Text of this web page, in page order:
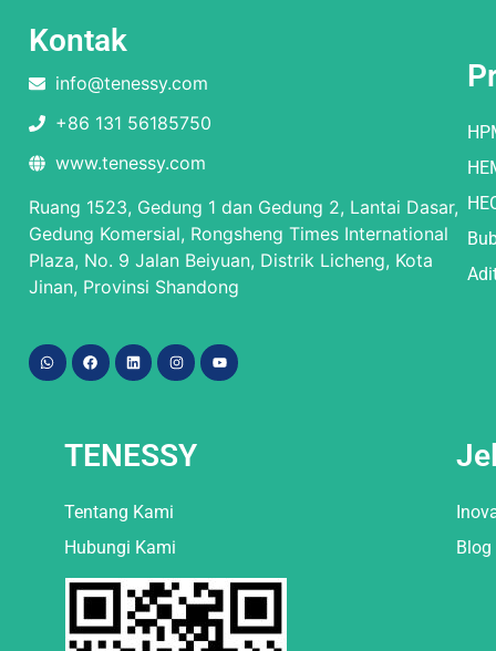
Kontak
info@tenessy.com
+86 131 56185750
www.tenessy.com
Ruang 1523, Gedung 1 dan Gedung 2, Lantai Dasar,
Gedung Komersial, Rongsheng Times International
Plaza, No. 9 Jalan Beiyuan, Distrik Licheng, Kota
Jinan, Provinsi Shandong
TENESSY
Tentang Kami
Hubungi Kami
Blog